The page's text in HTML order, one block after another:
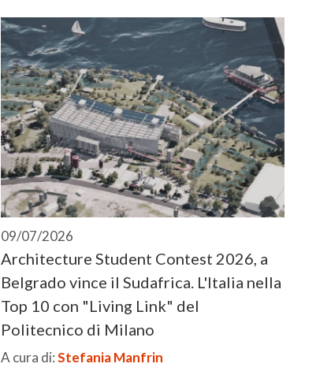
09/07/2026
Architecture Student Contest 2026, a
Belgrado vince il Sudafrica. L'Italia nella
Top 10 con "Living Link" del
Politecnico di Milano
A cura di:Stefania Manfrin